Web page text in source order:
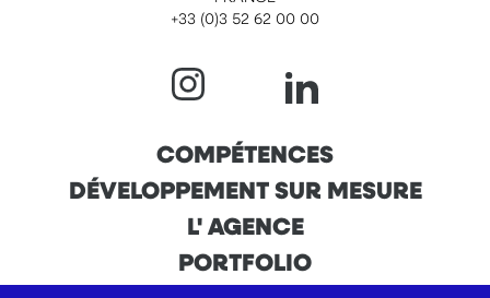
+33 (0)3 52 62 00 00
NAVIGATION
PRINCIPALE
COMPÉTENCES
DÉVELOPPEMENT SUR MESURE
L' AGENCE
PORTFOLIO